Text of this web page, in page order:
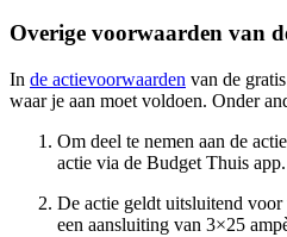
Overige voorwaarden van
In de actievoorwaarden van de
waar je aan moet voldoen. Onder
Om deel te nemen aan de
actie via de Budget Thuis app.
De actie geldt uitsluitend
een aansluiting van 3×25